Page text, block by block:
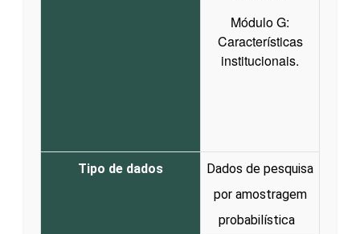
Módulo G:
Características
institucionais.
Tipo de dados
Dados de pesquisa
por amostragem
probabilística